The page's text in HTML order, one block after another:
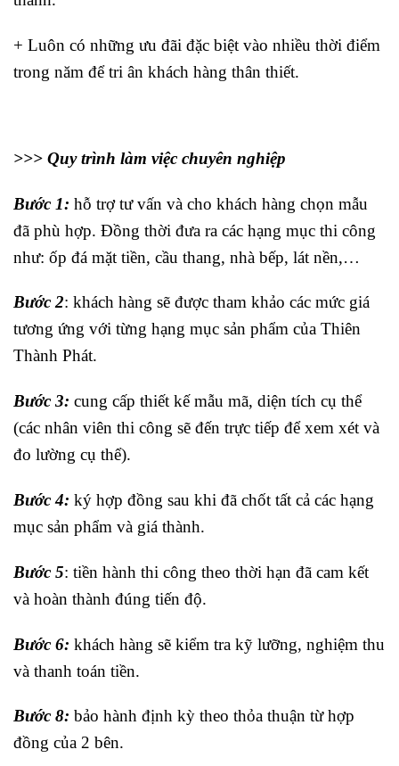
+ Luôn có những ưu đãi đặc biệt vào nhiều thời điểm
trong năm để tri ân khách hàng thân thiết.
>>> Quy trình làm việc chuyên nghiệp
Bước 1: hỗ trợ tư vấn và cho khách hàng chọn mẫu
đã phù hợp. Đồng thời đưa ra các hạng mục thi công
như: ốp đá mặt tiền, cầu thang, nhà bếp, lát nền,…
Bước 2: khách hàng sẽ được tham khảo các mức giá
tương ứng với từng hạng mục sản phẩm của Thiên
Thành Phát.
Bước 3: cung cấp thiết kế mẫu mã, diện tích cụ thể
(các nhân viên thi công sẽ đến trực tiếp để xem xét và
đo lường cụ thể).
Bước 4: ký hợp đồng sau khi đã chốt tất cả các hạng
mục sản phẩm và giá thành.
Bước 5: tiền hành thi công theo thời hạn đã cam kết
và hoàn thành đúng tiến độ.
Bước 6: khách hàng sẽ kiểm tra kỹ lưỡng, nghiệm thu
và thanh toán tiền.
Bước 8: bảo hành định kỳ theo thỏa thuận từ hợp
đồng của 2 bên.